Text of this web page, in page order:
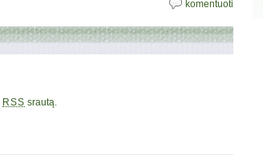
komentuoti
RSS srautą.